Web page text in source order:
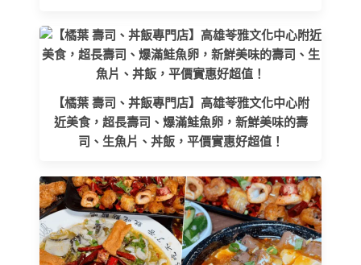
【橘葉 壽司、丼飯專門店】高雄苓雅文化中心附
近美食，超長壽司、爆滿鮭魚卵，新鮮美味的壽
司、生魚片、丼飯，平價實惠好超值！